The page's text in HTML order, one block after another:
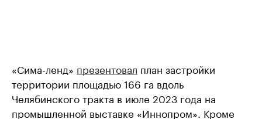
«Сима-ленд» презентовал план застройки
территории площадью 166 га вдоль
Челябинского тракта в июле 2023 года на
промышленной выставке «Иннопром». Кроме